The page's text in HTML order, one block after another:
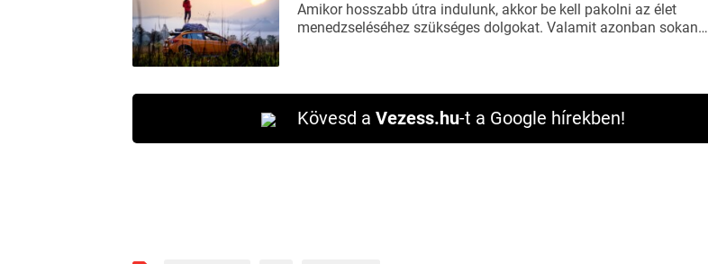
Amikor hosszabb útra indulunk, akkor be kell pakolni az élet
menedzseléséhez szükséges dolgokat. Valamit azonban sokan…
Kövesd a Vezess.hu-t a Google hírekben!